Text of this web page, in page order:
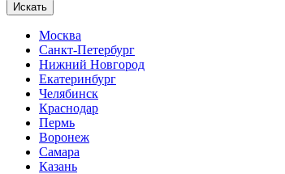
Искать
Москва
Санкт-Петербург
Нижний Новгород
Екатеринбург
Челябинск
Краснодар
Пермь
Воронеж
Самара
Казань